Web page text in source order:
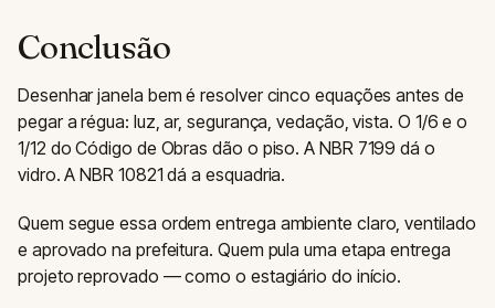
Conclusão
Desenhar janela bem é resolver cinco equações antes de
pegar a régua: luz, ar, segurança, vedação, vista. O 1/6 e o
1/12 do Código de Obras dão o piso. A NBR 7199 dá o
vidro. A NBR 10821 dá a esquadria.
Quem segue essa ordem entrega ambiente claro, ventilado
e aprovado na prefeitura. Quem pula uma etapa entrega
projeto reprovado — como o estagiário do início.